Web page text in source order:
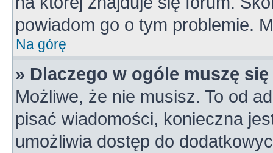
powiadom go o tym problemie.
Na górę
» Dlaczego w ogóle muszę
Możliwe, że nie musisz. To od
pisać wiadomości, konieczna
umożliwia dostęp do